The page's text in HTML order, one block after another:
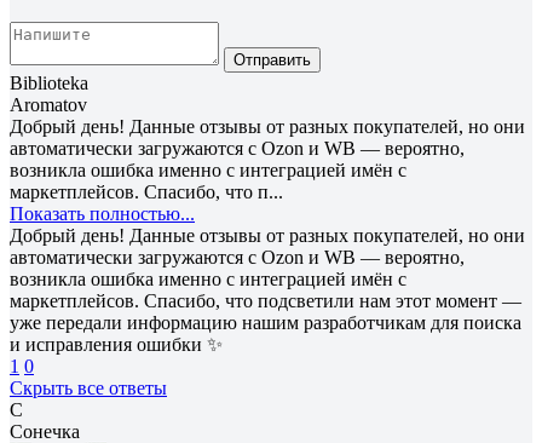
Отправить
Biblioteka
Aromatov
Добрый день! Данные отзывы от разных покупателей, но они
автоматически загружаются с Ozon и WB — вероятно,
возникла ошибка именно с интеграцией имён с
маркетплейсов. Спасибо, что п...
Показать полностью...
Добрый день! Данные отзывы от разных покупателей, но они
автоматически загружаются с Ozon и WB — вероятно,
возникла ошибка именно с интеграцией имён с
маркетплейсов. Спасибо, что подсветили нам этот момент —
уже передали информацию нашим разработчикам для поиска
и исправления ошибки ✨
1 0
Скрыть все ответы
С
Сонечка